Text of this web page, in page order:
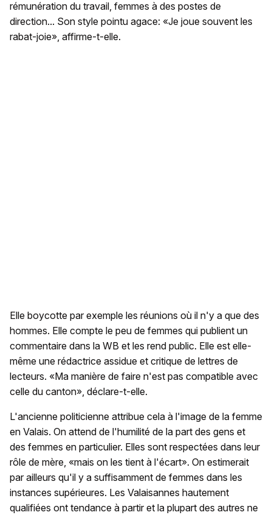
rémunération du travail, femmes à des postes de
direction... Son style pointu agace: «Je joue souvent les
rabat-joie», affirme-t-elle.
Elle boycotte par exemple les réunions où il n'y a que des
hommes. Elle compte le peu de femmes qui publient un
commentaire dans la WB et les rend public. Elle est elle-
même une rédactrice assidue et critique de lettres de
lecteurs. «Ma manière de faire n'est pas compatible avec
celle du canton», déclare-t-elle.
L'ancienne politicienne attribue cela à l'image de la femme
en Valais. On attend de l'humilité de la part des gens et
des femmes en particulier. Elles sont respectées dans leur
rôle de mère, «mais on les tient à l'écart». On estimerait
par ailleurs qu'il y a suffisamment de femmes dans les
instances supérieures. Les Valaisannes hautement
qualifiées ont tendance à partir et la plupart des autres ne